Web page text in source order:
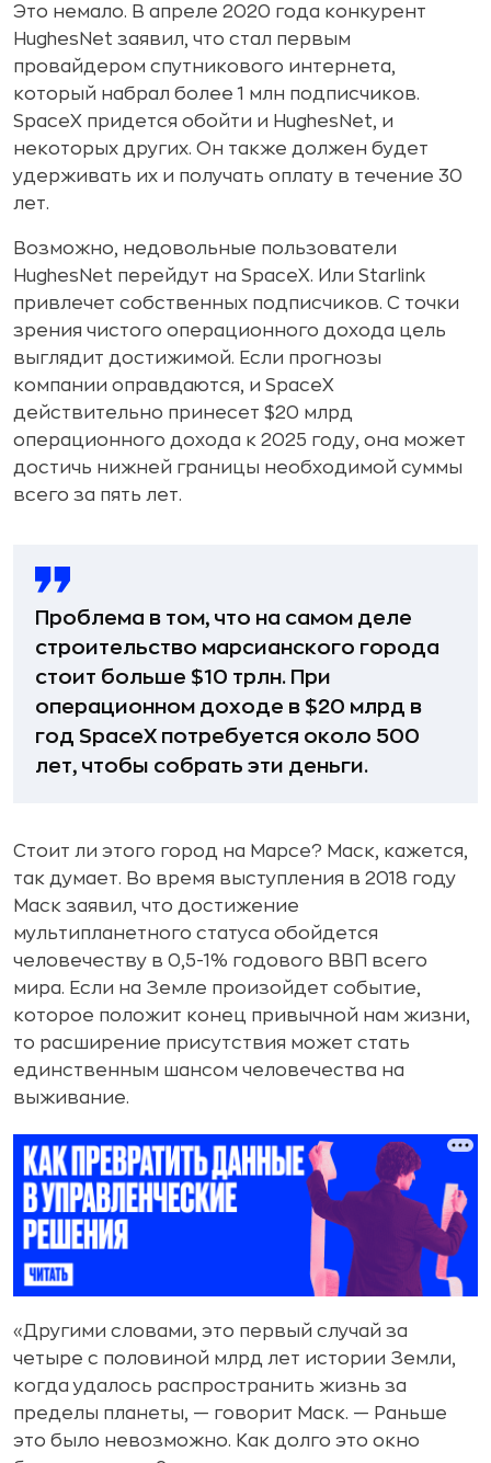
Это немало. В апреле 2020 года конкурент
HughesNet заявил, что стал первым
провайдером спутникового интернета,
который набрал более 1 млн подписчиков.
SpaceX придется обойти и HughesNet, и
некоторых других. Он также должен будет
удерживать их и получать оплату в течение 30
лет.
Возможно, недовольные пользователи
HughesNet перейдут на SpaceX. Или Starlink
привлечет собственных подписчиков. С точки
зрения чистого операционного дохода цель
выглядит достижимой. Если прогнозы
компании оправдаются, и SpaceX
действительно принесет $20 млрд
операционного дохода к 2025 году, она может
достичь нижней границы необходимой суммы
всего за пять лет.
Проблема в том, что на самом деле
строительство марсианского города
стоит больше $10 трлн. При
операционном доходе в $20 млрд в
год SpaceX потребуется около 500
лет, чтобы собрать эти деньги.
Стоит ли этого город на Марсе? Маск, кажется,
так думает. Во время выступления в 2018 году
Маск заявил, что достижение
мультипланетного статуса обойдется
человечеству в 0,5-1% годового ВВП всего
мира. Если на Земле произойдет событие,
которое положит конец привычной нам жизни,
то расширение присутствия может стать
единственным шансом человечества на
выживание.
«Другими словами, это первый случай за
четыре с половиной млрд лет истории Земли,
когда удалось распространить жизнь за
пределы планеты, — говорит Маск. — Раньше
это было невозможно. Как долго это окно